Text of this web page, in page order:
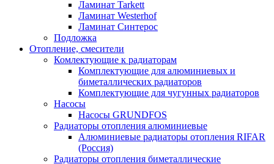
Ламинат Tarkett
Ламинат Westerhof
Ламинат Синтерос
Подложка
Отопление, смесители
Комлектующие к радиаторам
Комплектующие для алюминиевых и
биметаллических радиаторов
Комплектующие для чугунных радиаторов
Насосы
Насосы GRUNDFOS
Радиаторы отопления алюминиевые
Алюминиевые радиаторы отопления RIFAR
(Россия)
Радиаторы отопления биметаллические